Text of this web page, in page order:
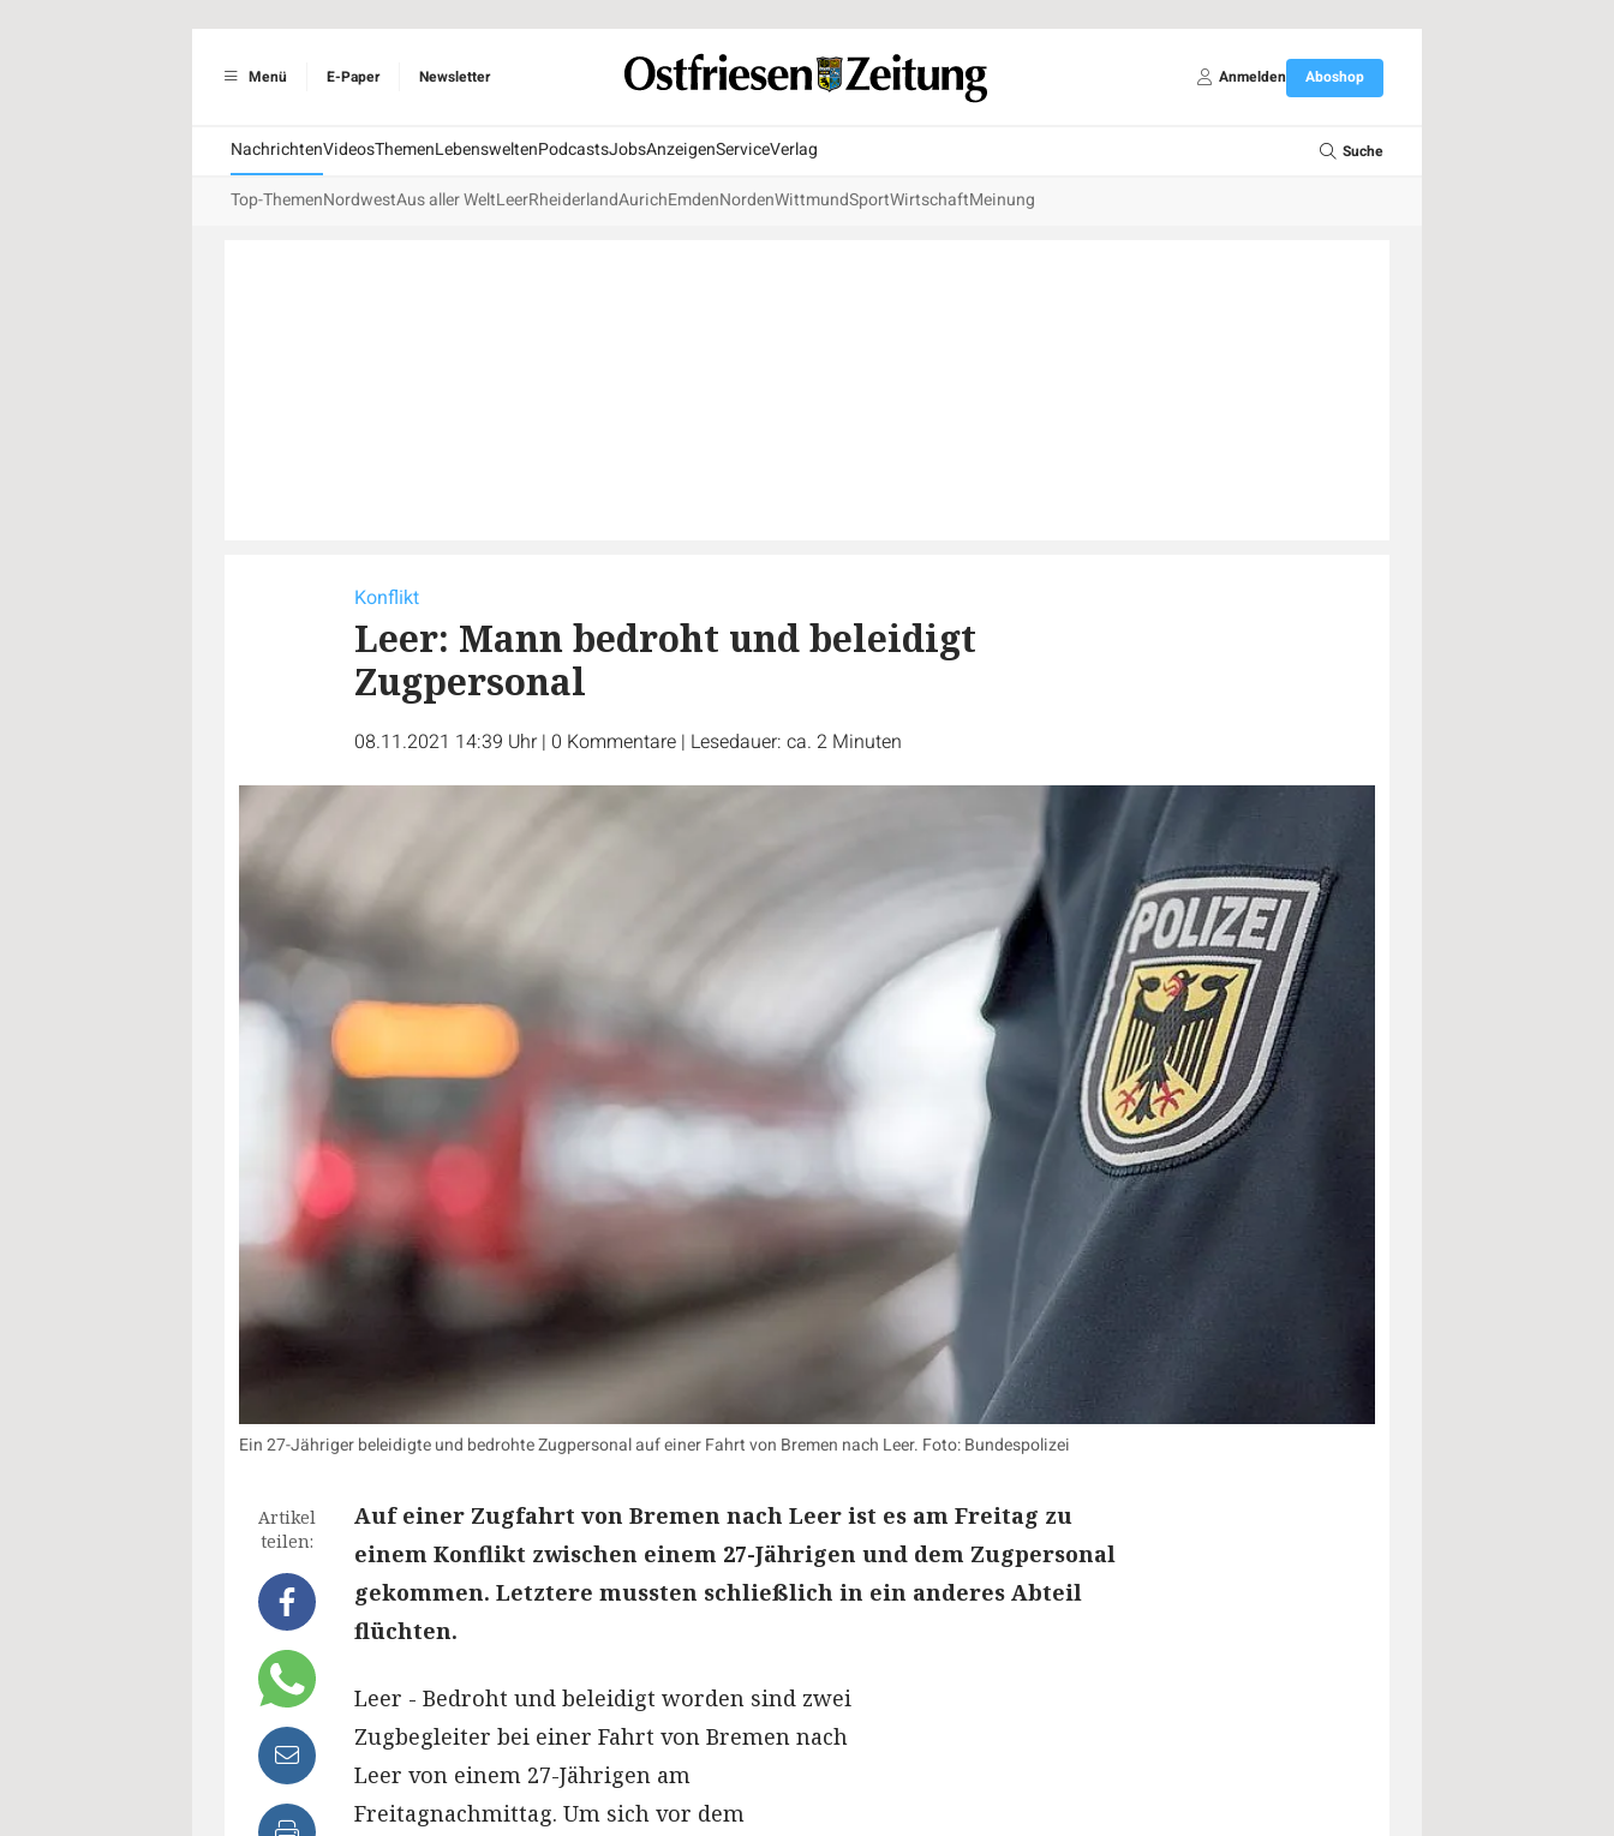
Menü E-Paper Newsletter Anmelden Aboshop
NachrichtenVideosThemenLebensweltenPodcastsJobsAnzeigenServiceVerlag Suche
Top-ThemenNordwestAus aller WeltLeerRheiderlandAurichEmdenNordenWittmundSportWirtschaftMeinung
Konflikt
Leer: Mann bedroht und beleidigt
Zugpersonal
08.11.2021 14:39 Uhr | 0 Kommentare | Lesedauer: ca. 2 Minuten
Ein 27-Jähriger beleidigte und bedrohte Zugpersonal auf einer Fahrt von Bremen nach Leer. Foto: Bundespolizei
Artikel
teilen:
Auf einer Zugfahrt von Bremen nach Leer ist es am Freitag zu
einem Konflikt zwischen einem 27-Jährigen und dem Zugpersonal
gekommen. Letztere mussten schließlich in ein anderes Abteil
flüchten.
Leer - Bedroht und beleidigt worden sind zwei
Zugbegleiter bei einer Fahrt von Bremen nach
Leer von einem 27-Jährigen am
Freitagnachmittag. Um sich vor dem